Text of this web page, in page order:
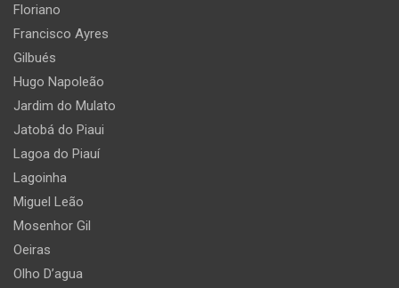
Floriano
Francisco Ayres
Gilbués
Hugo Napoleão
Jardim do Mulato
Jatobá do Piaui
Lagoa do Piauí
Lagoinha
Miguel Leão
Mosenhor Gil
Oeiras
Olho D’agua